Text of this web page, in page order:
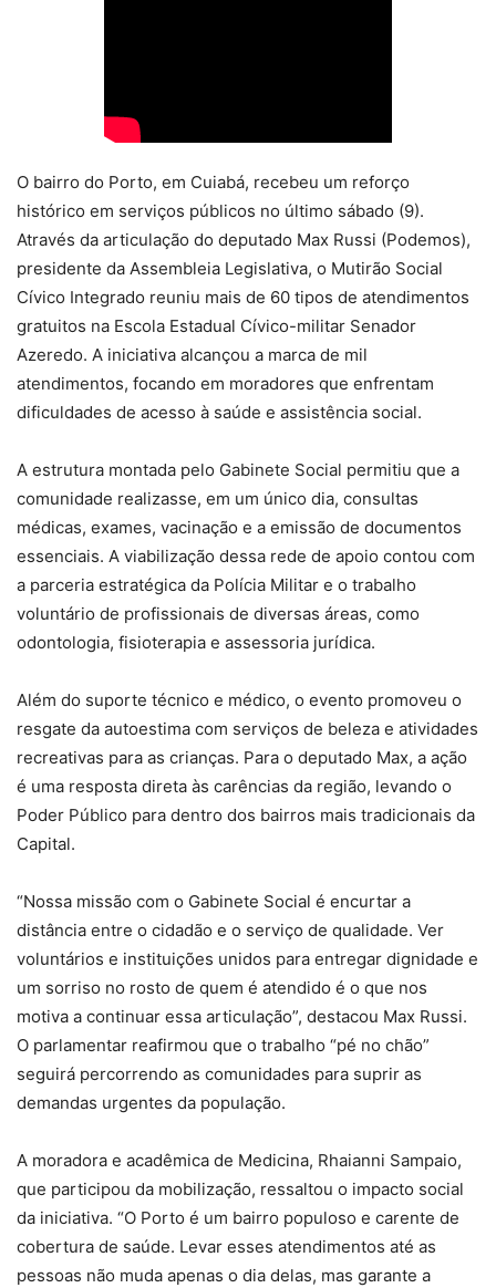
O bairro do Porto, em Cuiabá, recebeu um reforço
histórico em serviços públicos no último sábado (9).
Através da articulação do deputado Max Russi (Podemos),
presidente da Assembleia Legislativa, o Mutirão Social
Cívico Integrado reuniu mais de 60 tipos de atendimentos
gratuitos na Escola Estadual Cívico-militar Senador
Azeredo. A iniciativa alcançou a marca de mil
atendimentos, focando em moradores que enfrentam
dificuldades de acesso à saúde e assistência social.
A estrutura montada pelo Gabinete Social permitiu que a
comunidade realizasse, em um único dia, consultas
médicas, exames, vacinação e a emissão de documentos
essenciais. A viabilização dessa rede de apoio contou com
a parceria estratégica da Polícia Militar e o trabalho
voluntário de profissionais de diversas áreas, como
odontologia, fisioterapia e assessoria jurídica.
Além do suporte técnico e médico, o evento promoveu o
resgate da autoestima com serviços de beleza e atividades
recreativas para as crianças. Para o deputado Max, a ação
é uma resposta direta às carências da região, levando o
Poder Público para dentro dos bairros mais tradicionais da
Capital.
“Nossa missão com o Gabinete Social é encurtar a
distância entre o cidadão e o serviço de qualidade. Ver
voluntários e instituições unidos para entregar dignidade e
um sorriso no rosto de quem é atendido é o que nos
motiva a continuar essa articulação”, destacou Max Russi.
O parlamentar reafirmou que o trabalho “pé no chão”
seguirá percorrendo as comunidades para suprir as
demandas urgentes da população.
A moradora e acadêmica de Medicina, Rhaianni Sampaio,
que participou da mobilização, ressaltou o impacto social
da iniciativa. “O Porto é um bairro populoso e carente de
cobertura de saúde. Levar esses atendimentos até as
pessoas não muda apenas o dia delas, mas garante a